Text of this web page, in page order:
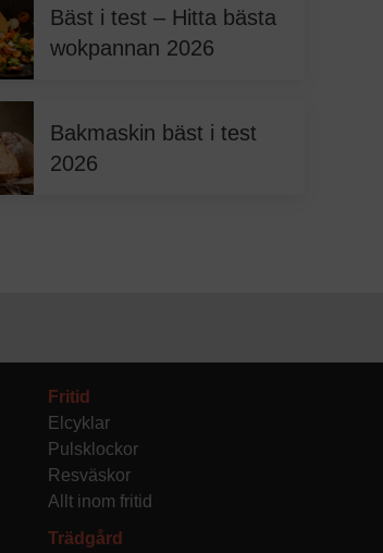
Bäst i test – Hitta bästa
wokpannan 2026
Bakmaskin bäst i test
2026
Fritid
Elcyklar
Pulsklockor
Resväskor
Allt inom fritid
Trädgård